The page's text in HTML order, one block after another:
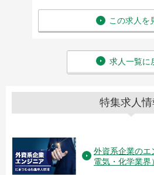
この求人を
求人一覧に
特集求人情
外資系企業のエ
電気・化学業界）